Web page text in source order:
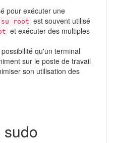
pour exécuter une
su root est souvent utilisé
et exécuter des multiples
qu'un terminal
sur le poste de travail
son utilisation des